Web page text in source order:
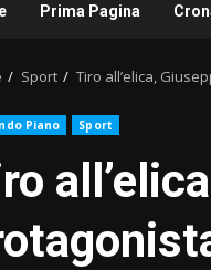
Prima Pagina
Sport Tiro all’elica,
Piano Sport